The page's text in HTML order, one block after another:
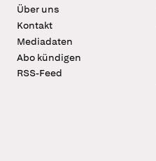
Über uns
Kontakt
Mediadaten
Abo kündigen
RSS-Feed